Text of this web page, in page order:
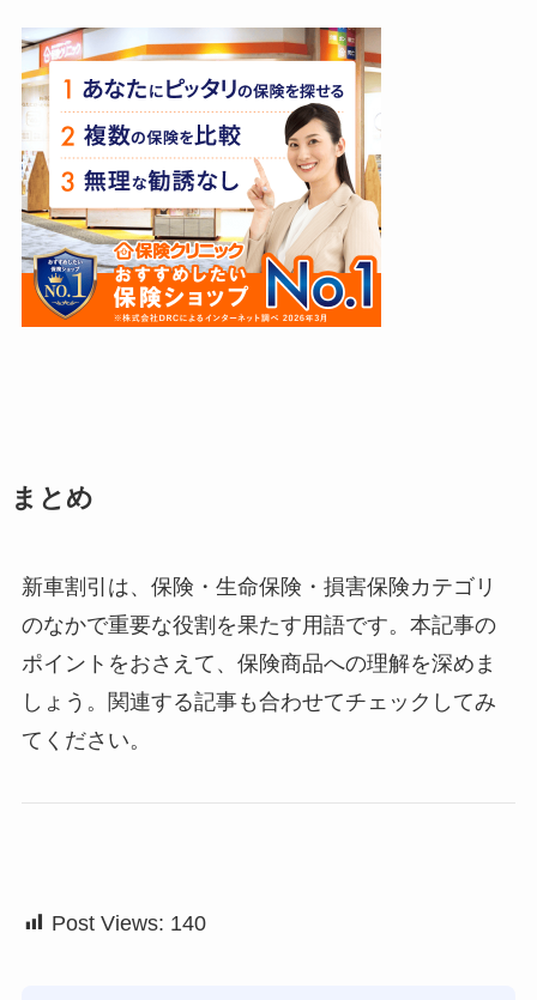
まとめ
新車割引は、保険・生命保険・損害保険カテゴリ
のなかで重要な役割を果たす用語です。本記事の
ポイントをおさえて、保険商品への理解を深めま
しょう。関連する記事も合わせてチェックしてみ
てください。
Post Views: 140